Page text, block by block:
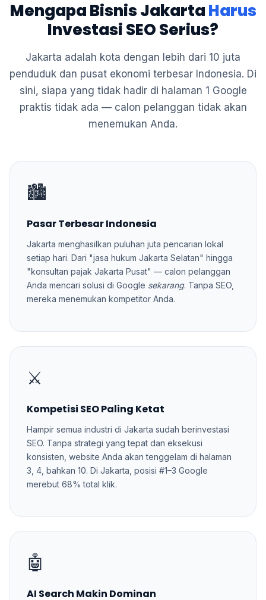
Mengapa Bisnis JakartaHarus
Investasi SEO Serius?
Jakarta adalah kota dengan lebih dari 10 juta
penduduk dan pusat ekonomi terbesar Indonesia. Di
sini, siapa yang tidak hadir di halaman 1 Google
praktis tidak ada — calon pelanggan tidak akan
menemukan Anda.
🏙️
Pasar Terbesar Indonesia
Jakarta menghasilkan puluhan juta pencarian lokal
setiap hari. Dari "jasa hukum Jakarta Selatan" hingga
"konsultan pajak Jakarta Pusat" — calon pelanggan
Anda mencari solusi di Google sekarang. Tanpa SEO,
mereka menemukan kompetitor Anda.
⚔️
Kompetisi SEO Paling Ketat
Hampir semua industri di Jakarta sudah berinvestasi
SEO. Tanpa strategi yang tepat dan eksekusi
konsisten, website Anda akan tenggelam di halaman
3, 4, bahkan 10. Di Jakarta, posisi #1–3 Google
merebut 68% total klik.
🤖
AI Search Makin Dominan